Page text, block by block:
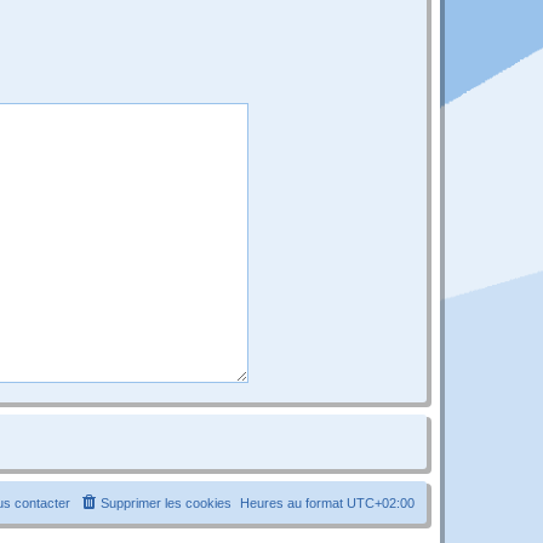
Heures au format UTC+02:00
Supprimer les cookies
contacter